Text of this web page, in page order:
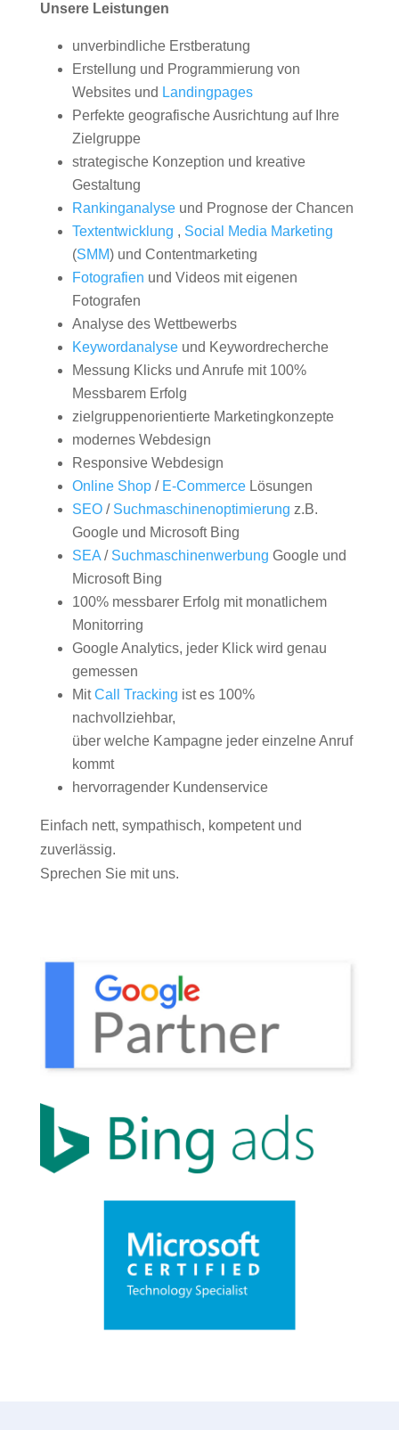
Unsere Leistungen
unverbindliche Erstberatung
Erstellung und Programmierung von
Websites und Landingpages
Perfekte geografische Ausrichtung auf Ihre
Zielgruppe
strategische Konzeption und kreative
Gestaltung
Rankinganalyseund Prognose der Chancen
Textentwicklung , Social Media Marketing
(SMM) und Contentmarketing
Fotografien und Videos mit eigenen
Fotografen
Analyse des Wettbewerbs
Keywordanalyseund Keywordrecherche
Messung Klicks und Anrufe mit 100%
Messbarem Erfolg
zielgruppenorientierte Marketingkonzepte
modernes Webdesign
Responsive Webdesign
Online Shop/ E-CommerceLösungen
SEO/ Suchmaschinenoptimierung z.B.
Google und Microsoft Bing
SEA/ Suchmaschinenwerbung Google und
Microsoft Bing
100% messbarer Erfolg mit monatlichem
Monitorring
Google Analytics, jeder Klick wird genau
gemessen
MitCall Tracking ist es 100%
nachvollziehbar,
über welche Kampagne jeder einzelne Anruf
kommt
hervorragender Kundenservice
Einfach nett, sympathisch, kompetent und
zuverlässig.
Sprechen Sie mit uns.